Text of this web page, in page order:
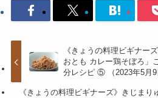
《きょうの料理ビギナー
おとも カレー鶏そぼろ」
分レシピ ⑤ （2023年5月9
《きょうの料理ビギナーズ》きじまり